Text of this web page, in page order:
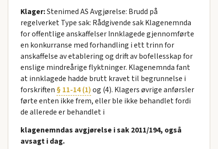
Klager:Stenimed AS Avgjørelse: Brudd på
regelverket Type sak: Rådgivende sak Klagenemnda
for offentlige anskaffelser Innklagede gjennomførte
en konkurranse med forhandling i ett trinn for
anskaffelse av etablering og drift av bofellesskap for
enslige mindreårige flyktninger. Klagenemnda fant
at innklagede hadde brutt kravet til begrunnelse i
forskriften § 11-14 (1)og (4). Klagers øvrige anførsler
førte enten ikke frem, eller ble ikke behandlet fordi
de allerede er behandlet i
klagenemndas avgjørelse i sak 2011/194, også
avsagt i dag.